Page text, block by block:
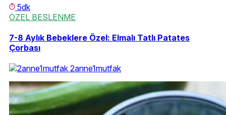
5dk
ÖZEL BESLENME
7-8 Aylık Bebeklere Özel: Elmalı Tatlı Patates
Çorbası
2anne1mutfak